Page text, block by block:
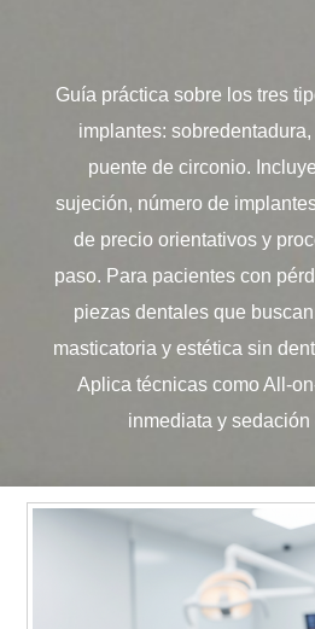
Guía práctica sobre los tres
implantes:
puente de circonio.
sujeción, número de
de precio orientativos y
paso. Para pacientes con
piezas dentales que
masticatoria y estética sin
Aplica técnicas como All-
inmediata y sedación